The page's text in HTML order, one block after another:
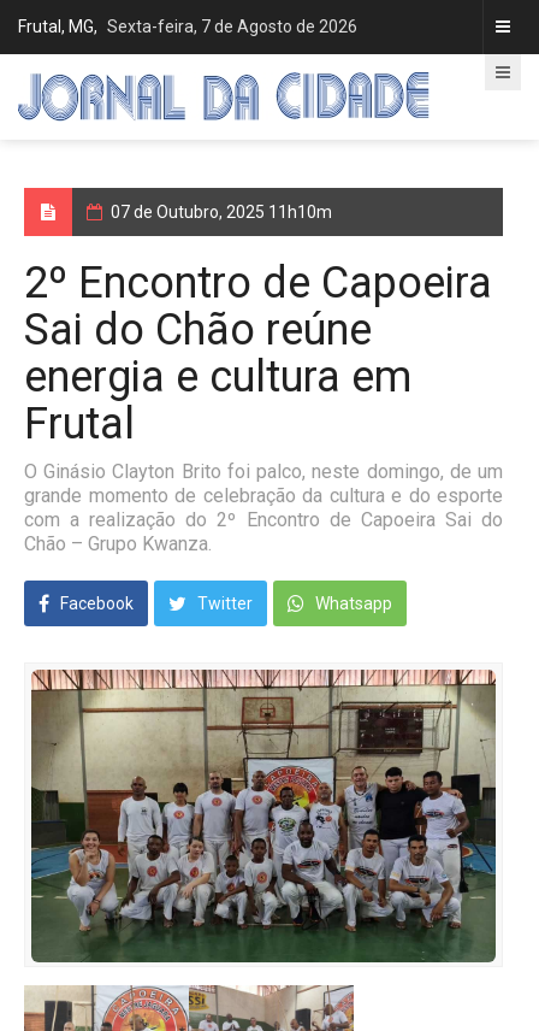
Frutal, MG, Sexta-feira, 7 de Agosto de 2026
07 de Outubro, 2025 11h10m
2º Encontro de Capoeira
Sai do Chão reúne
energia e cultura em
Frutal
O Ginásio Clayton Brito foi palco, neste domingo, de um
grande momento de celebração da cultura e do esporte
com a realização do 2º Encontro de Capoeira Sai do
Chão – Grupo Kwanza.
Facebook Twitter Whatsapp